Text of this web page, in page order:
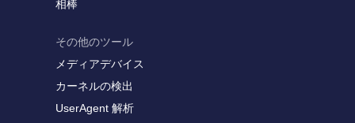
相棒
その他のツール
メディアデバイス
カーネルの検出
UserAgent 解析